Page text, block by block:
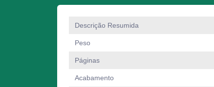
Descrição Resumida
Peso
Páginas
Acabamento